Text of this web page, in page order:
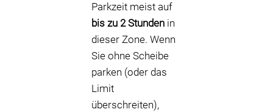
Parkzeit meist auf
bis zu 2 Stunden in
dieser Zone. Wenn
Sie ohne Scheibe
parken (oder das
Limit
überschreiten),